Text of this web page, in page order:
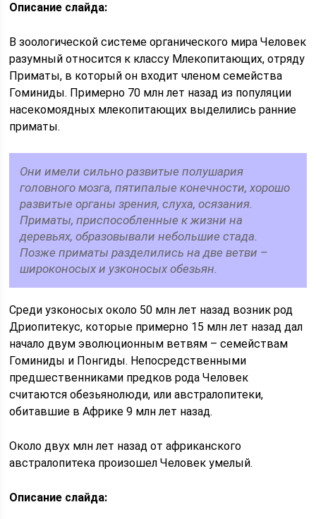
Описание слайда:
В зоологической системе органического мира Человек
разумный относится к классу Млекопитающих, отряду
Приматы, в который он входит членом семейства
Гоминиды. Примерно 70 млн лет назад из популяции
насекомоядных млекопитающих выделились ранние
приматы.
Они имели сильно развитые полушария
головного мозга, пятипалые конечности, хорошо
развитые органы зрения, слуха, осязания.
Приматы, приспособленные к жизни на
деревьях, образовывали небольшие стада.
Позже приматы разделились на две ветви –
широконосых и узконосых обезьян.
Среди узконосых около 50 млн лет назад возник род
Дриопитекус, которые примерно 15 млн лет назад дал
начало двум эволюционным ветвям – семействам
Гоминиды и Понгиды. Непосредственными
предшественниками предков рода Человек
считаются обезьянолюди, или австралопитеки,
обитавшие в Африке 9 млн лет назад.
Около двух млн лет назад от африканского
австралопитека произошел Человек умелый.
Описание слайда: